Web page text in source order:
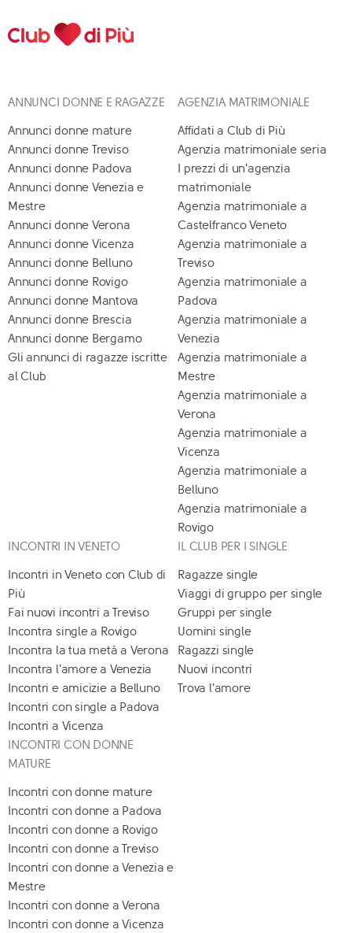
ANNUNCI DONNE E RAGAZZE
Annunci donne mature
Annunci donne Treviso
Annunci donne Padova
Annunci donne Venezia e
Mestre
Annunci donne Verona
Annunci donne Vicenza
Annunci donne Belluno
Annunci donne Rovigo
Annunci donne Mantova
Annunci donne Brescia
Annunci donne Bergamo
Gli annunci di ragazze iscritte
al Club
AGENZIA MATRIMONIALE
Affidati a Club di Più
Agenzia matrimoniale seria
I prezzi di un'agenzia
matrimoniale
Agenzia matrimoniale a
Castelfranco Veneto
Agenzia matrimoniale a
Treviso
Agenzia matrimoniale a
Padova
Agenzia matrimoniale a
Venezia
Agenzia matrimoniale a
Mestre
Agenzia matrimoniale a
Verona
Agenzia matrimoniale a
Vicenza
Agenzia matrimoniale a
Belluno
Agenzia matrimoniale a
Rovigo
INCONTRI IN VENETO
Incontri in Veneto con Club di
Più
Fai nuovi incontri a Treviso
Incontra single a Rovigo
Incontra la tua metà a Verona
Incontra l'amore a Venezia
Incontri e amicizie a Belluno
Incontri con single a Padova
Incontri a Vicenza
IL CLUB PER I SINGLE
Ragazze single
Viaggi di gruppo per single
Gruppi per single
Uomini single
Ragazzi single
Nuovi incontri
Trova l'amore
INCONTRI CON DONNE
MATURE
Incontri con donne mature
Incontri con donne a Padova
Incontri con donne a Rovigo
Incontri con donne a Treviso
Incontri con donne a Venezia e
Mestre
Incontri con donne a Verona
Incontri con donne a Vicenza